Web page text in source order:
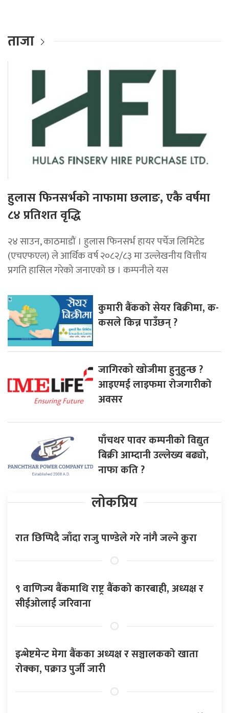
ताजा
हुलास फिनसर्भको नाफामा छलाङ, एकै वर्षमा
८४ प्रतिशत वृद्धि
२४ साउन, काठमाडौं । हुलास फिनसर्भ हायर पर्चेज लिमिटेड
(एचएफएल) ले आर्थिक वर्ष २०८२/८३ मा उल्लेखनीय वित्तीय
प्रगति हासिल गरेको जनाएको छ । कम्पनीले यस
कुमारी बैंकको सेयर बिक्रीमा, क-
कसले किन्न पाउँछन् ?
जागिरकाे खाेजीमा हुनुहुन्छ ?
आइएमई लाइफमा रोजगारीको
अवसर
पाँचथर पावर कम्पनीको विद्युत
बिक्री आम्दानी उल्लेख्य बढ्यो,
नाफा कति ?
लोकप्रिय
रात छिप्पिदै जाँदा राजु पाण्डेले गरे नांगै जल्ने कुरा
९ वाणिज्य बैंकमाथि राष्ट्र बैंकको कारबाही, अध्यक्ष र
सीईओलाई जरिवाना
इन्भेष्टमेन्ट मेगा बैंकका अध्यक्ष र सञ्चालकको खाता
रोक्का, पक्राउ पुर्जी जारी